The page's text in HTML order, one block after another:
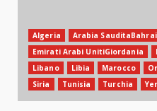
Algeria Arabia
Emirati Arabi UnitiGiordania
Libano
Libia Marocco
Siria
Tunisia Turchia